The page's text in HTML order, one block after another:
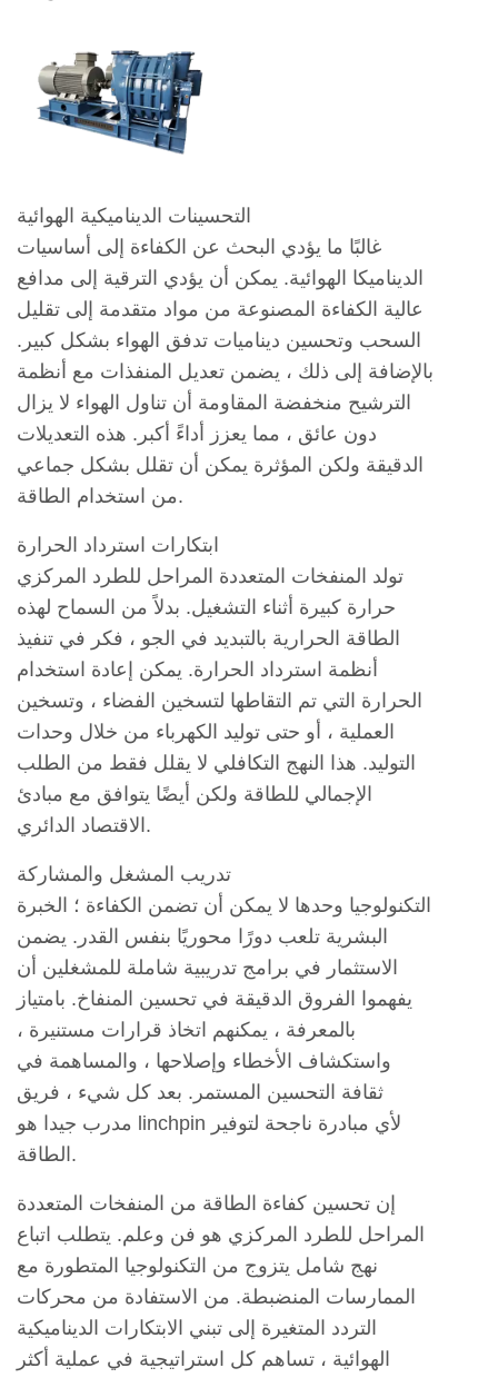
التحسينات الديناميكية الهوائية
غالبًا ما يؤدي البحث عن الكفاءة إلى أساسيات
الديناميكا الهوائية. يمكن أن يؤدي الترقية إلى مدافع
عالية الكفاءة المصنوعة من مواد متقدمة إلى تقليل
السحب وتحسين ديناميات تدفق الهواء بشكل كبير.
بالإضافة إلى ذلك ، يضمن تعديل المنفذات مع أنظمة
الترشيح منخفضة المقاومة أن تناول الهواء لا يزال
دون عائق ، مما يعزز أداءً أكبر. هذه التعديلات
الدقيقة ولكن المؤثرة يمكن أن تقلل بشكل جماعي
من استخدام الطاقة.
ابتكارات استرداد الحرارة
تولد المنفخات المتعددة المراحل للطرد المركزي
حرارة كبيرة أثناء التشغيل. بدلاً من السماح لهذه
الطاقة الحرارية بالتبديد في الجو ، فكر في تنفيذ
أنظمة استرداد الحرارة. يمكن إعادة استخدام
الحرارة التي تم التقاطها لتسخين الفضاء ، وتسخين
العملية ، أو حتى توليد الكهرباء من خلال وحدات
التوليد. هذا النهج التكافلي لا يقلل فقط من الطلب
الإجمالي للطاقة ولكن أيضًا يتوافق مع مبادئ
الاقتصاد الدائري.
تدريب المشغل والمشاركة
التكنولوجيا وحدها لا يمكن أن تضمن الكفاءة ؛ الخبرة
البشرية تلعب دورًا محوريًا بنفس القدر. يضمن
الاستثمار في برامج تدريبية شاملة للمشغلين أن
يفهموا الفروق الدقيقة في تحسين المنفاخ. بامتياز
بالمعرفة ، يمكنهم اتخاذ قرارات مستنيرة ،
واستكشاف الأخطاء وإصلاحها ، والمساهمة في
ثقافة التحسين المستمر. بعد كل شيء ، فريق
مدرب جيدا هو linchpin لأي مبادرة ناجحة لتوفير
الطاقة.
إن تحسين كفاءة الطاقة من المنفخات المتعددة
المراحل للطرد المركزي هو فن وعلم. يتطلب اتباع
نهج شامل يتزوج من التكنولوجيا المتطورة مع
الممارسات المنضبطة. من الاستفادة من محركات
التردد المتغيرة إلى تبني الابتكارات الديناميكية
الهوائية ، تساهم كل استراتيجية في عملية أكثر